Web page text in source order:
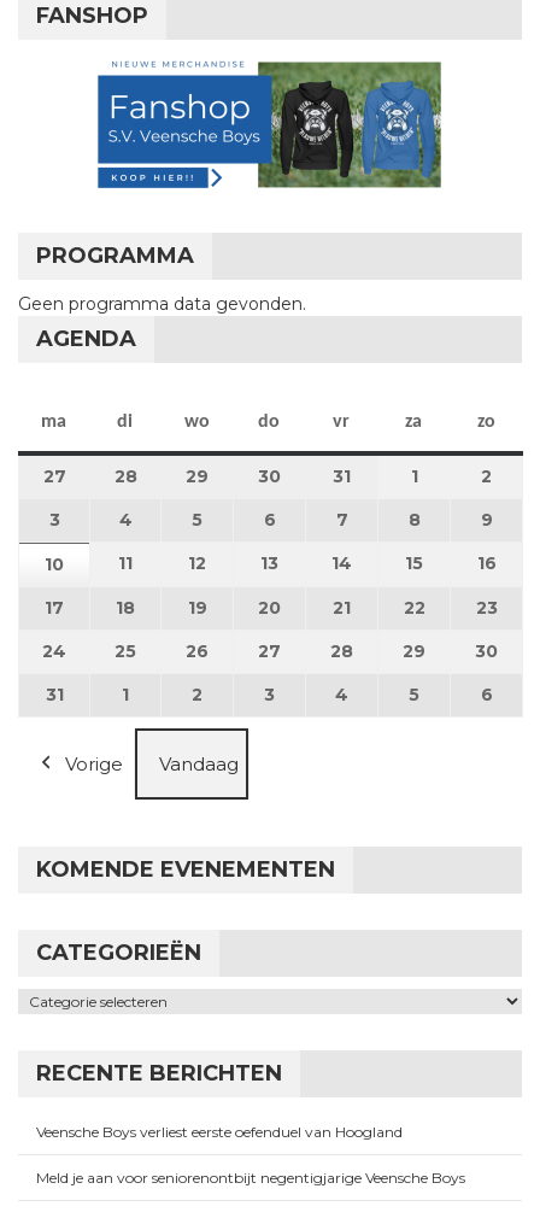
FANSHOP
PROGRAMMA
Geen programma data gevonden.
AGENDA
ma maandag
di dinsdag
wo woensdag
do donderdag
vr vrijdag
za zaterdag
zo
27 27 juli 2026
28 28 juli 2026
29 29 juli 2026
30 30 juli 2026
31 31 juli 2026
11 augustus
2
3 3 augustus 2026
4 4 augustus 2026
5 5 augustus 2026
6 6 augustus 2026
7 7 augustus 2026
8 8 augustus
9
10 10 augustus 2026
11 11 augustus 2026
12 12 augustus 2026
13 13 augustus 2026
14 14 augustus 2026
15 15 16
17 17 augustus 2026
18 18 augustus 2026
19 19 augustus 2026
20 20 augustus 2026
21 21 augustus 2026
22 22 23
24 24 augustus 2026
25 25 augustus 2026
26 26 augustus 2026
27 27 augustus 2026
28 28 augustus 2026
29 29 30
3131 augustus 2026
1 1 september 2026
2 2 september 2026
3 3 september 2026
4 4 september 2026
5 5 6
Vorige Vandaag
KOMENDE EVENEMENTEN
CATEGORIEËN
Categorieën
RECENTE BERICHTEN
Veensche Boys verliest eerste oefenduel van Hoogland
Meld je aan voor seniorenontbijt negentigjarige Veensche Boys